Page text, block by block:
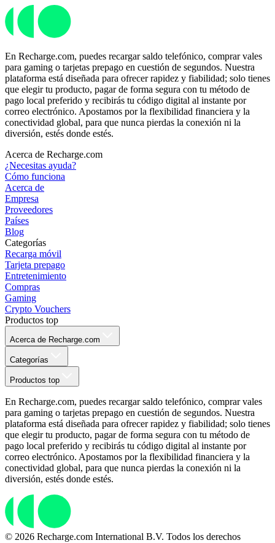
En Recharge.com, puedes recargar saldo telefónico, comprar vales
para gaming o tarjetas prepago en cuestión de segundos. Nuestra
plataforma está diseñada para ofrecer rapidez y fiabilidad; solo tienes
que elegir tu producto, pagar de forma segura con tu método de
pago local preferido y recibirás tu código digital al instante por
correo electrónico. Apostamos por la flexibilidad financiera y la
conectividad global, para que nunca pierdas la conexión ni la
diversión, estés donde estés.
Acerca de Recharge.com
¿Necesitas ayuda?
Cómo funciona
Acerca de
Empresa
Proveedores
Países
Blog
Categorías
Recarga móvil
Tarjeta prepago
Entretenimiento
Compras
Gaming
Crypto Vouchers
Productos top
Acerca de Recharge.com
Categorías
Productos top
En Recharge.com, puedes recargar saldo telefónico, comprar vales
para gaming o tarjetas prepago en cuestión de segundos. Nuestra
plataforma está diseñada para ofrecer rapidez y fiabilidad; solo tienes
que elegir tu producto, pagar de forma segura con tu método de
pago local preferido y recibirás tu código digital al instante por
correo electrónico. Apostamos por la flexibilidad financiera y la
conectividad global, para que nunca pierdas la conexión ni la
diversión, estés donde estés.
© 2026 Recharge.com International B.V. Todos los derechos